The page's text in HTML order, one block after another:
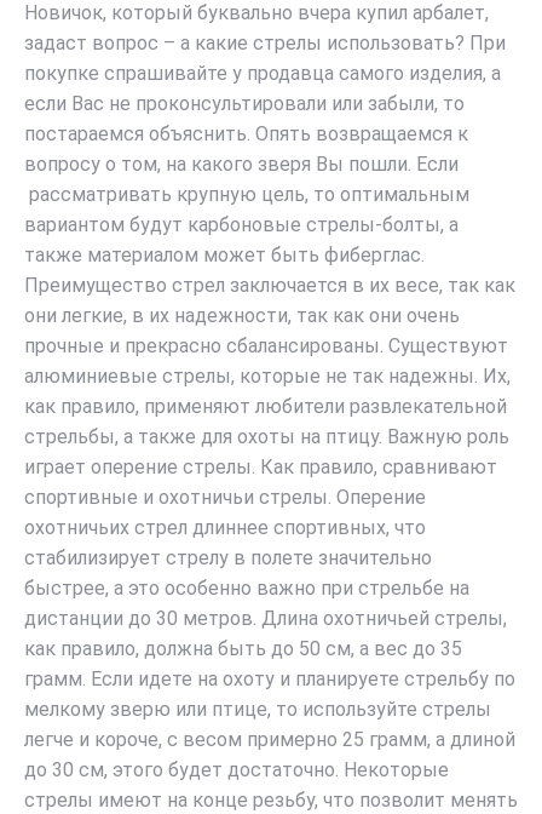
Новичок, который буквально вчера купил арбалет,
задаст вопрос – а какие стрелы использовать? При
покупке спрашивайте у продавца самого изделия, а
если Вас не проконсультировали или забыли, то
постараемся объяснить. Опять возвращаемся к
вопросу о том, на какого зверя Вы пошли. Если
рассматривать крупную цель, то оптимальным
вариантом будут карбоновые стрелы-болты, а
также материалом может быть фиберглас.
Преимущество стрел заключается в их весе, так как
они легкие, в их надежности, так как они очень
прочные и прекрасно сбалансированы. Существуют
алюминиевые стрелы, которые не так надежны. Их,
как правило, применяют любители развлекательной
стрельбы, а также для охоты на птицу. Важную роль
играет оперение стрелы. Как правило, сравнивают
спортивные и охотничьи стрелы. Оперение
охотничьих стрел длиннее спортивных, что
стабилизирует стрелу в полете значительно
быстрее, а это особенно важно при стрельбе на
дистанции до 30 метров. Длина охотничьей стрелы,
как правило, должна быть до 50 см, а вес до 35
грамм. Если идете на охоту и планируете стрельбу по
мелкому зверю или птице, то используйте стрелы
легче и короче, с весом примерно 25 грамм, а длиной
до 30 см, этого будет достаточно. Некоторые
стрелы имеют на конце резьбу, что позволит менять